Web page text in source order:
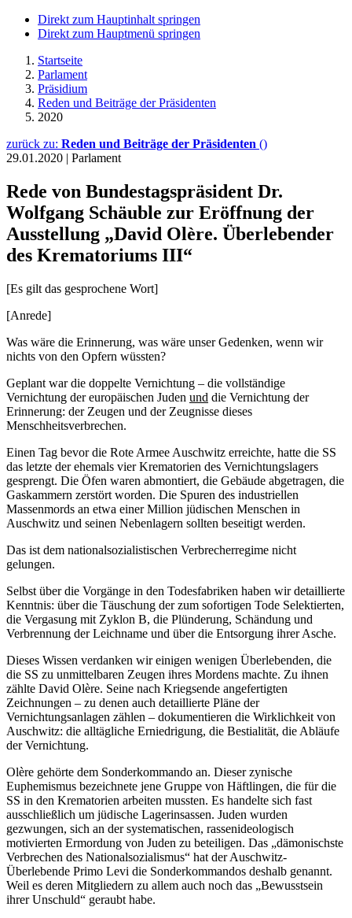
Direkt zum Hauptinhalt springen
Direkt zum Hauptmenü springen
Startseite
Parlament
Präsidium
Reden und Beiträge der Präsidenten
2020
zurück zu: Reden und Beiträge der Präsidenten ()
29.01.2020 | Parlament
Rede von Bundestagspräsident Dr.
Wolfgang Schäuble zur Eröffnung der
Ausstellung „David Olère. Überlebender
des Krematoriums III“
[Es gilt das gesprochene Wort]
[Anrede]
Was wäre die Erinnerung, was wäre unser Gedenken, wenn wir
nichts von den Opfern wüssten?
Geplant war die doppelte Vernichtung – die vollständige
Vernichtung der europäischen Juden und die Vernichtung der
Erinnerung: der Zeugen und der Zeugnisse dieses
Menschheitsverbrechen.
Einen Tag bevor die Rote Armee Auschwitz erreichte, hatte die SS
das letzte der ehemals vier Krematorien des Vernichtungslagers
gesprengt. Die Öfen waren abmontiert, die Gebäude abgetragen, die
Gaskammern zerstört worden. Die Spuren des industriellen
Massenmords an etwa einer Million jüdischen Menschen in
Auschwitz und seinen Nebenlagern sollten beseitigt werden.
Das ist dem nationalsozialistischen Verbrecherregime nicht
gelungen.
Selbst über die Vorgänge in den Todesfabriken haben wir detaillierte
Kenntnis: über die Täuschung der zum sofortigen Tode Selektierten,
die Vergasung mit Zyklon B, die Plünderung, Schändung und
Verbrennung der Leichname und über die Entsorgung ihrer Asche.
Dieses Wissen verdanken wir einigen wenigen Überlebenden, die
die SS zu unmittelbaren Zeugen ihres Mordens machte. Zu ihnen
zählte David Olère. Seine nach Kriegsende angefertigten
Zeichnungen – zu denen auch detaillierte Pläne der
Vernichtungsanlagen zählen – dokumentieren die Wirklichkeit von
Auschwitz: die alltägliche Erniedrigung, die Bestialität, die Abläufe
der Vernichtung.
Olère gehörte dem Sonderkommando an. Dieser zynische
Euphemismus bezeichnete jene Gruppe von Häftlingen, die für die
SS in den Krematorien arbeiten mussten. Es handelte sich fast
ausschließlich um jüdische Lagerinsassen. Juden wurden
gezwungen, sich an der systematischen, rassenideologisch
motivierten Ermordung von Juden zu beteiligen. Das „dämonischste
Verbrechen des Nationalsozialismus“ hat der Auschwitz-
Überlebende Primo Levi die Sonderkommandos deshalb genannt.
Weil es deren Mitgliedern zu allem auch noch das „Bewusstsein
ihrer Unschuld“ geraubt habe.